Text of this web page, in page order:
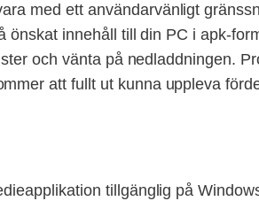
med ett användarvänligt
önskat innehåll till din PC i apk-
och vänta på nedladdningen.
att fullt ut kunna uppleva
tillgänglig på